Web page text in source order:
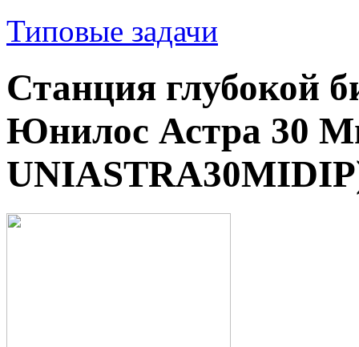
Типовые задачи
Станция глубокой
Юнилос Астра 30